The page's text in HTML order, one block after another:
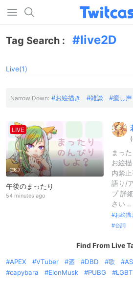
Tag Search : live2D
Live(1)
Narrow Down: お絵描き 雑談 癒し声
LIVE
57
午後のまったり
54 minutes ago
まっ
お絵
内禁
語り/
プ 詳
さい ..
お絵描
台詞
Find From Live
APEX VTuber 酒 DBD 歌
capybara
ElonMusk PUBG LGBT